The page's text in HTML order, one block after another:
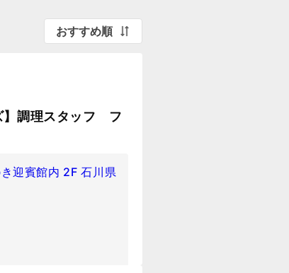
おすすめ順
】調理スタッフ フ
迎賓館内 2F 石川県